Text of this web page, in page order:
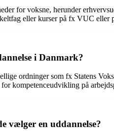
for voksne, herunder
eller kurser på fx VUC eller
i Danmark?
ordninger som fx Statens
kompetenceudvikling på
vælger en uddannelse?